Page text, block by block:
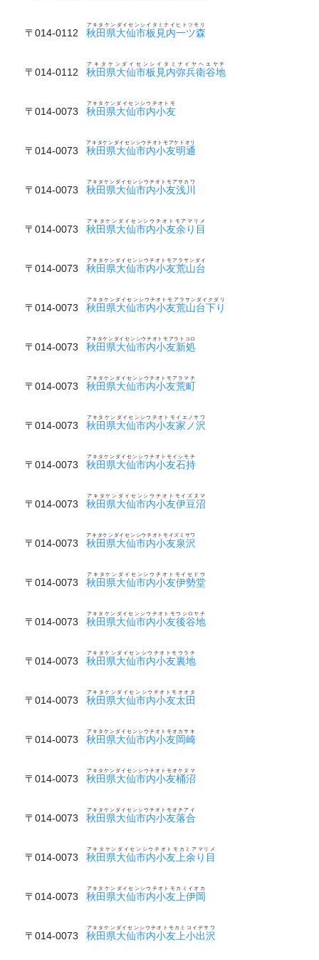
〒014-0112 秋田県大仙市板見内一ツ森
アキタケンダイセンシイタミナイヒトツモリ
〒014-0112 秋田県大仙市板見内弥兵衛谷地
アキタケンダイセンシイタミナイヤヘエヤチ
〒014-0073 秋田県大仙市内小友
アキタケンダイセンシウチオトモ
〒014-0073 秋田県大仙市内小友明通
アキタケンダイセンシウチオトモアケトオリ
〒014-0073 秋田県大仙市内小友浅川
アキタケンダイセンシウチオトモアサカワ
〒014-0073 秋田県大仙市内小友余り目
アキタケンダイセンシウチオトモアマリメ
〒014-0073 秋田県大仙市内小友荒山台
アキタケンダイセンシウチオトモアラサンダイ
〒014-0073 秋田県大仙市内小友荒山台下り
アキタケンダイセンシウチオトモアラサンダイクダリ
〒014-0073 秋田県大仙市内小友新処
アキタケンダイセンシウチオトモアラトコロ
〒014-0073 秋田県大仙市内小友荒町
アキタケンダイセンシウチオトモアラマチ
〒014-0073 秋田県大仙市内小友家ノ沢
アキタケンダイセンシウチオトモイエノサワ
〒014-0073 秋田県大仙市内小友石持
アキタケンダイセンシウチオトモイシモチ
〒014-0073 秋田県大仙市内小友伊豆沼
アキタケンダイセンシウチオトモイズヌマ
〒014-0073 秋田県大仙市内小友泉沢
アキタケンダイセンシウチオトモイズミサワ
〒014-0073 秋田県大仙市内小友伊勢堂
アキタケンダイセンシウチオトモイセドウ
〒014-0073 秋田県大仙市内小友後谷地
アキタケンダイセンシウチオトモウシロヤチ
〒014-0073 秋田県大仙市内小友裏地
アキタケンダイセンシウチオトモウラチ
〒014-0073 秋田県大仙市内小友太田
アキタケンダイセンシウチオトモオオタ
〒014-0073 秋田県大仙市内小友岡崎
アキタケンダイセンシウチオトモオカサキ
〒014-0073 秋田県大仙市内小友桶沼
アキタケンダイセンシウチオトモオケヌマ
〒014-0073 秋田県大仙市内小友落合
アキタケンダイセンシウチオトモオチアイ
〒014-0073 秋田県大仙市内小友上余り目
アキタケンダイセンシウチオトモカミアマリメ
〒014-0073 秋田県大仙市内小友上伊岡
アキタケンダイセンシウチオトモカミイオカ
〒014-0073 秋田県大仙市内小友上小出沢
アキタケンダイセンシウチオトモカミコイデサワ